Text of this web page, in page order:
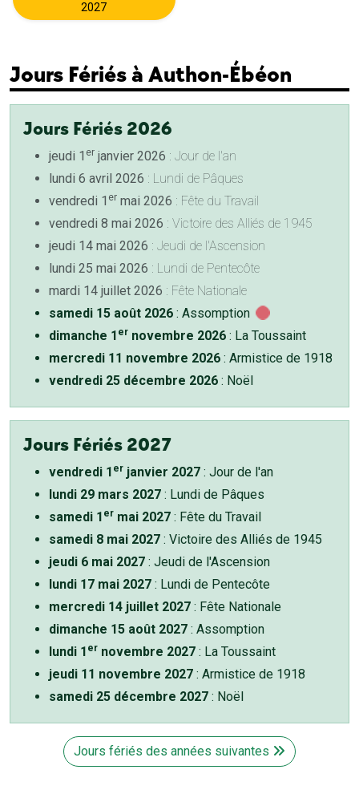
2027
Jours Fériés à Authon-Ébéon
Jours Fériés 2026
jeudi 1 er janvier 2026 : Jour de l'an
lundi 6 avril 2026 : Lundi de Pâques
vendredi 1 er mai 2026 : Fête du Travail
vendredi 8 mai 2026 : Victoire des Alliés de 1945
jeudi 14 mai 2026 : Jeudi de l'Ascension
lundi 25 mai 2026 : Lundi de Pentecôte
mardi 14 juillet 2026 : Fête Nationale
samedi 15 août 2026 : Assomption
dimanche 1 er novembre 2026 : La Toussaint
mercredi 11 novembre 2026 : Armistice de 1918
vendredi 25 décembre 2026 : Noël
Jours Fériés 2027
vendredi 1 er janvier 2027 : Jour de l'an
lundi 29 mars 2027 : Lundi de Pâques
samedi 1 er mai 2027 : Fête du Travail
samedi 8 mai 2027 : Victoire des Alliés de 1945
jeudi 6 mai 2027 : Jeudi de l'Ascension
lundi 17 mai 2027 : Lundi de Pentecôte
mercredi 14 juillet 2027 : Fête Nationale
dimanche 15 août 2027 : Assomption
lundi 1 er novembre 2027 : La Toussaint
jeudi 11 novembre 2027 : Armistice de 1918
samedi 25 décembre 2027 : Noël
Jours fériés des années suivantes